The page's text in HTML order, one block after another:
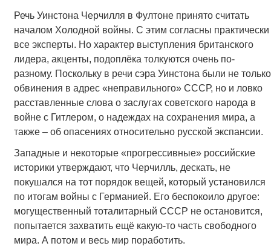
Речь Уинстона Черчилля в Фултоне принято считать
началом Холодной войны. С этим согласны практически
все эксперты. Но характер выступления британского
лидера, акценты, подоплёка толкуются очень по-
разному. Поскольку в речи сэра Уинстона были не только
обвинения в адрес «неправильного» СССР, но и ловко
расставленные слова о заслугах советского народа в
войне с Гитлером, о надеждах на сохранения мира, а
также – об опасениях относительно русской экспансии.
Западные и некоторые «прогрессивные» российские
историки утверждают, что Черчилль, дескать, не
покушался на тот порядок вещей, который установился
по итогам войны с Германией. Его беспокоило другое:
могущественный тоталитарный СССР не остановится,
попытается захватить ещё какую-то часть свободного
мира. А потом и весь мир поработить.